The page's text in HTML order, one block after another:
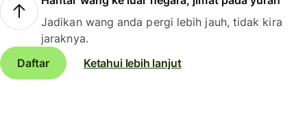
Jadikan wang anda pergi lebih jauh, tidak kira
jaraknya.
Daftar
Ketahui lebih lanjut